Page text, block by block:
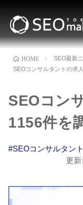
HOME
SEO最新
SEOコンサルタントの求
SEOコン
1156件を
#SEOコンサルタント
更新